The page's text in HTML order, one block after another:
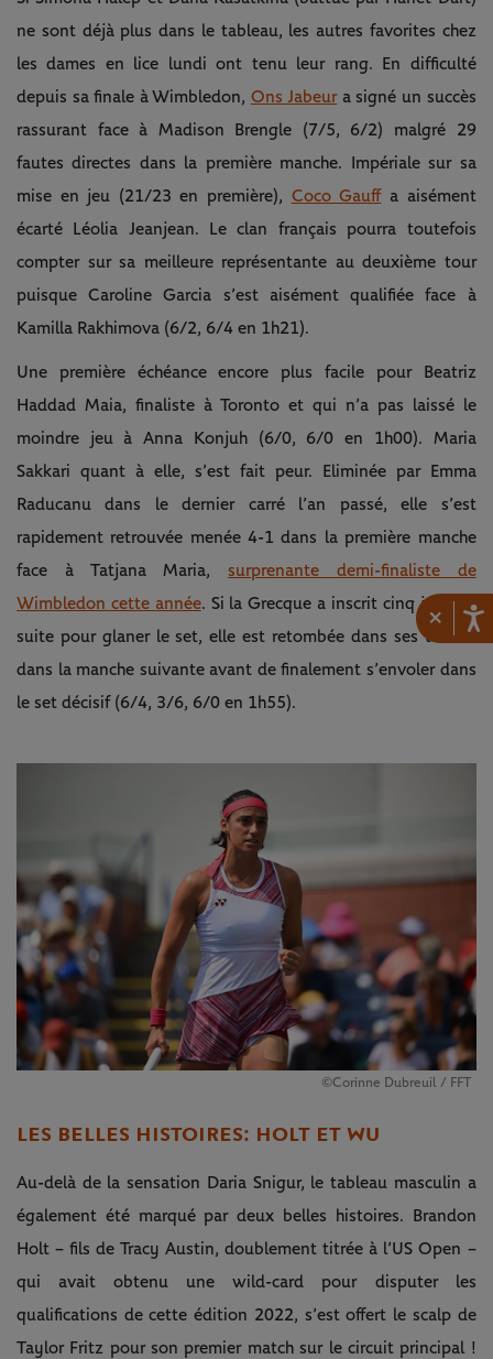
×
ne sont déjà plus dans le tableau, les autres favorites chez
les dames en lice lundi ont tenu leur rang. En difficulté
depuis sa finale à Wimbledon, Ons Jabeura signé un succès
rassurant face à Madison Brengle (7/5, 6/2) malgré 29
fautes directes dans la première manche. Impériale sur sa
mise en jeu (21/23 en première), Coco Gauffa aisément
écarté Léolia Jeanjean. Le clan français pourra toutefois
compter sur sa meilleure représentante au deuxième tour
puisque Caroline Garcia s’est aisément qualifiée face à
Kamilla Rakhimova (6/2, 6/4 en 1h21).
Une première échéance encore plus facile pour Beatriz
Haddad Maia, finaliste à Toronto et qui n’a pas laissé le
moindre jeu à Anna Konjuh (6/0, 6/0 en 1h00). Maria
Sakkari quant à elle, s’est fait peur. Eliminée par Emma
Raducanu dans le dernier carré l’an passé, elle s’est
rapidement retrouvée menée 4-1 dans la première manche
face à Tatjana Maria,surprenante demi-finaliste de
Wimbledon cette année. Si la Grecque a inscrit cinq jeux de
suite pour glaner le set, elle est retombée dans ses travers
dans la manche suivante avant de finalement s’envoler dans
le set décisif (6/4, 3/6, 6/0 en 1h55).
©Corinne Dubreuil / FFT
LES BELLES HISTOIRES : HOLT ET WU
Au-delà de la sensation Daria Snigur, le tableau masculin a
également été marqué par deux belles histoires. Brandon
Holt – fils de Tracy Austin, doublement titrée à l’US Open –
qui avait obtenu une wild-card pour disputer les
qualifications de cette édition 2022, s’est offert le scalp de
Taylor Fritz pour son premier match sur le circuit principal !